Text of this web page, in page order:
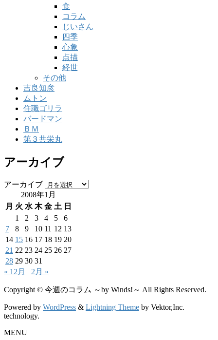
食
コラム
じいさん
四季
心象
点描
経世
その他
吉良知彦
ムトン
住職ゴリラ
バードマン
ＢＭ
第３共栄丸
アーカイブ
アーカイブ
2008年1月
月 火 水 木 金 土 日
1
2 3 4 5
6
7
8 9 10 11 12 13
14 15 16 17 18 19 20
21 22 23 24 25 26 27
28 29 30 31
« 12月
2月 »
Copyright © 今週のコラム ～by Winds!～ All Rights Reserved.
Powered by WordPress & Lightning Theme by Vektor,Inc.
technology.
MENU